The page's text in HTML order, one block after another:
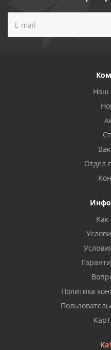
Наш
Отдел
Как
Политика